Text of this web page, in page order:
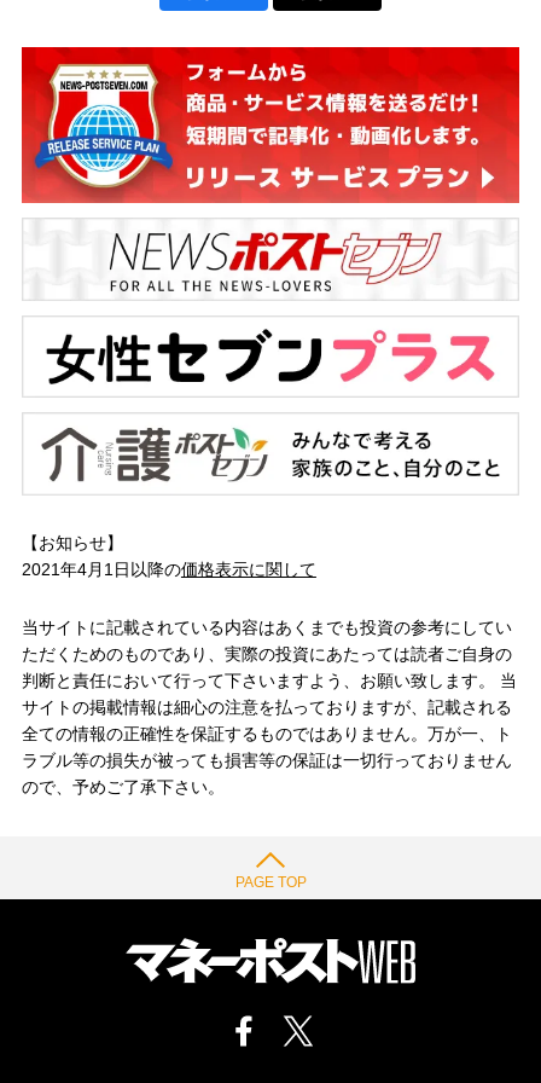
【お知らせ】
2021年4月1日以降の価格表示に関して
当サイトに記載されている内容はあくまでも投資の参考にしてい
ただくためのものであり、実際の投資にあたっては読者ご自身の
判断と責任において行って下さいますよう、お願い致します。 当
サイトの掲載情報は細心の注意を払っておりますが、記載される
全ての情報の正確性を保証するものではありません。万が一、ト
ラブル等の損失が被っても損害等の保証は一切行っておりません
ので、予めご了承下さい。
PAGE TOP